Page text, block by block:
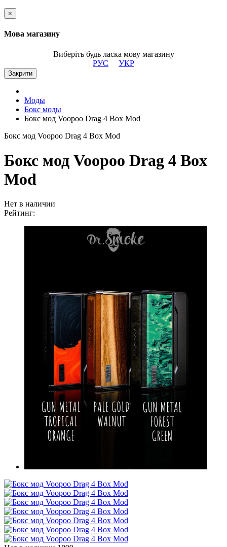
×
Мова магазину
Виберіть будь ласка мову магазину
РУС
УКР
Закрити
Моды
Бокс моды
Бокс мод Voopoo Drag 4 Box Mod
Бокс мод Voopoo Drag 4 Box Mod
Бокс мод Voopoo Drag 4 Box
Mod
Нет в наличии
Рейтинг: